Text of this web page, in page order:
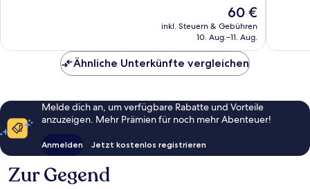
Der
Preis
beträgt
60 €
inkl. Steuern & Gebühren
10. Aug.–11. Aug.
Ähnliche Unterkünfte vergleichen
Melde dich an, um verfügbare Rabatte und Vorteile
anzuzeigen. Mehr Prämien für noch mehr Abenteuer!
Anmelden Jetzt kostenlos registrieren
Zur Gegend